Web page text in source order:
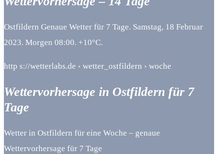
Ostfildern Genaue Wetter für 7 Tage. Samstag, 18 Februar
2023. Morgen 08:00. +10°C.
http s://wetterlabs.de › wetter_ostfildern › woche
Wettervorhersage in Ostfildern für 7
Tage
Wetter in Ostfildern für eine Woche – genaue
Wettervorhersage für 7 Tage